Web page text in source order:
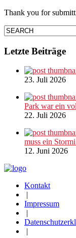
Thank you for
Letzte Beiträge
23. Juli 2026
Park war ein
22. Juli 2026
muss ein
12. Juni 2026
Kontakt
|
Impressum
|
|